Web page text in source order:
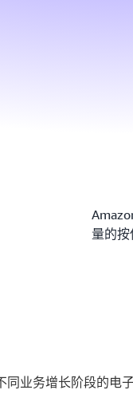
量的按
业务增长阶段的电子